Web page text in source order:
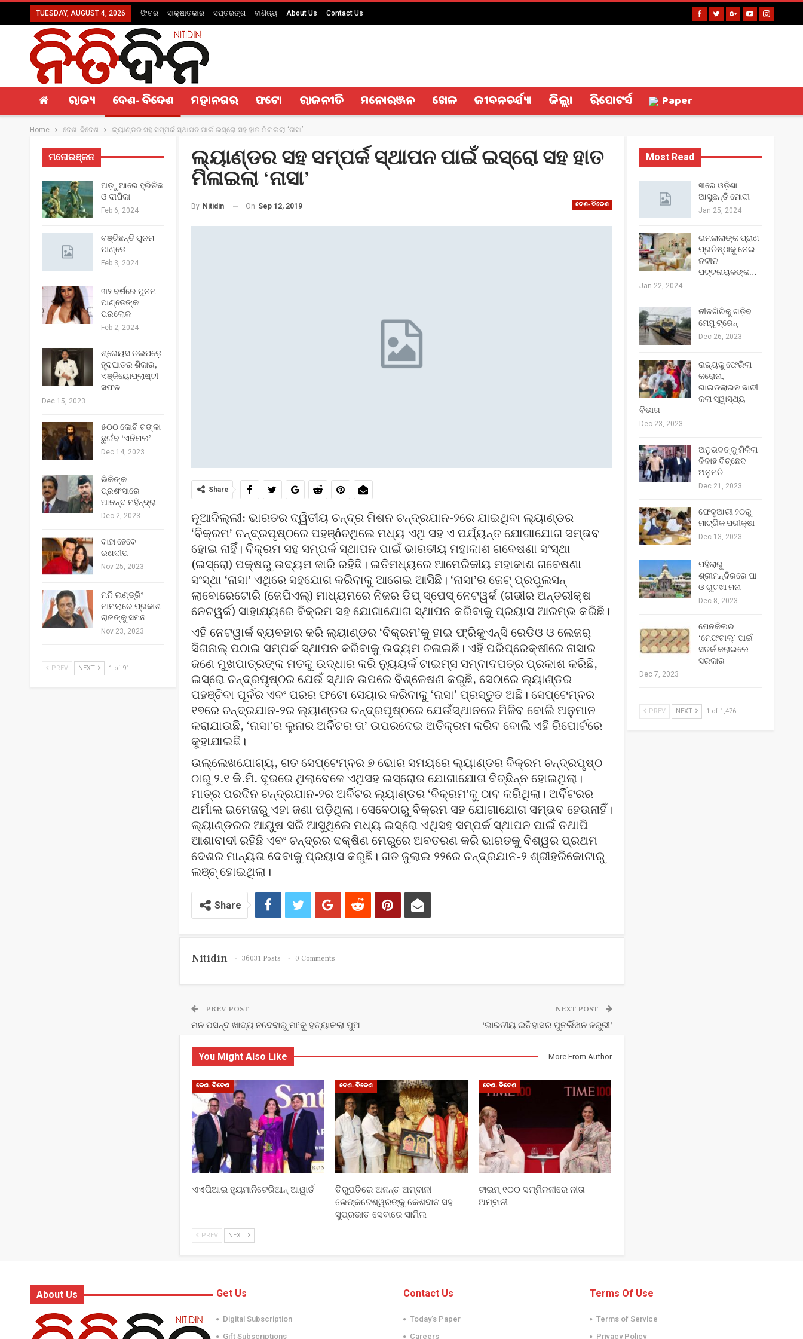
TUESDAY, AUGUST 4, 2026 ଫିଚର ସାକ୍ଷାତକାର ସପ୍ତରଙ୍ଗ ବାଣିଜ୍ୟ About Us Contact Us
ରାଜ୍ୟ ଦେଶ- ବିଦେଶ ମହାନଗର ଫଟୋ ରାଜନୀତି ମନୋରଞ୍ଜନ ଖେଳ ଜୀବନଚର୍ଯ୍ୟା ଜିଲ୍ଲା ରିପୋଟର୍ସ Paper
Home ଦେଶ- ବିଦେଶ ଲ୍ୟାଣ୍ଡର ସହ ସମ୍ପର୍କ ସ୍ଥାପନ ପାଇଁ ଇସ୍ରୋ ସହ ହାତ ମିଳାଇଲା ‘ନାସା’
ଲ୍ୟାଣ୍ଡର ସହ ସମ୍ପର୍କ ସ୍ଥାପନ ପାଇଁ ଇସ୍ରୋ ସହ ହାତ
ମିଳାଇଲା ‘ନାସା’
ଦେଶ- ବିଦେଶ
By Nitidin On Sep 12, 2019
Share
ନୂଆଦିଲ୍ଲୀ: ଭାରତର ଦ୍ୱିତୀୟ ଚନ୍ଦ୍ର ମିଶନ ଚନ୍ଦ୍ରଯାନ-୨ରେ ଯାଇଥିବା ଲ୍ୟାଣ୍ଡର
‘ବିକ୍ରମ’ ଚନ୍ଦ୍ରପୃଷ୍ଠରେ ପହଞ୍ôଚଥିଲେ ମଧ୍ୟ ଏଥି ସହ ଏ ପର୍ଯ୍ୟନ୍ତ ଯୋଗାଯୋଗ ସମ୍ଭବ
ହୋଇ ନାହିଁ। ବିକ୍ରମ ସହ ସମ୍ପର୍କ ସ୍ଥାପନ ପାଇଁ ଭାରତୀୟ ମହାକାଶ ଗବେଷଣା ସଂସ୍ଥା
(ଇସ୍ରୋ) ପକ୍ଷରୁ ଉଦ୍ୟମ ଜାରି ରହିଛି। ଇତିମଧ୍ୟରେ ଆମେରିକୀୟ ମହାକାଶ ଗବେଷଣା
ସଂସ୍ଥା ‘ନାସା’ ଏଥିରେ ସହଯୋଗ କରିବାକୁ ଆଗେଇ ଆସିଛି। ‘ନାସା’ର ଜେଟ୍ ପ୍ରପୁଲସନ୍
ଲାବୋରେଟୋରି (ଜେପିଏଲ୍) ମାଧ୍ୟମରେ ନିଜର ଡିପ୍ ସ୍ପେସ୍ ନେଟୱର୍କ (ଗଭୀର ଅନ୍ତରୀକ୍ଷ
ନେଟୱର୍କ) ସାହାଯ୍ୟରେ ବିକ୍ରମ ସହ ଯୋଗାଯୋଗ ସ୍ଥାପନ କରିବାକୁ ପ୍ରୟାସ ଆରମ୍ଭ କରିଛି।
ଏହି ନେଟୱାର୍କ ବ୍ୟବହାର କରି ଲ୍ୟାଣ୍ଡର ‘ବିକ୍ରମ’କୁ ହାଇ ଫ୍ରିକୁଏନ୍ସି ରେଡିଓ ଓ ଲେଜର୍
ସିଗନାଲ୍ ପଠାଇ ସମ୍ପର୍କ ସ୍ଥାପନ କରିବାକୁ ଉଦ୍ୟମ ଚଳାଇଛି। ଏହି ପରିପ୍ରେକ୍ଷୀରେ ନାସାର
ଜଣେ ମୁଖପାତ୍ରଙ୍କ ମତକୁ ଉଦ୍ଧାର କରି ନ୍ୟୁୟର୍କ ଟାଇମ୍ସ ସମ୍ବାଦପତ୍ର ପ୍ରକାଶ କରିଛି,
ଇସ୍ରୋ ଚନ୍ଦ୍ରପୃଷ୍ଠର ଯେଉଁ ସ୍ଥାନ ଉପରେ ବିଶ୍ଳେଷଣ କରୁଛି, ସେଠାରେ ଲ୍ୟାଣ୍ଡର
ପହଞ୍ଚିବା ପୂର୍ବର ଏବଂ ପରର ଫଟୋ ସେୟାର କରିବାକୁ ‘ନାସା’ ପ୍ରସ୍ତୁତ ଅଛି। ସେପ୍ଟେମ୍ବର
୧୭ରେ ଚନ୍ଦ୍ରଯାନ-୨ର ଲ୍ୟାଣ୍ଡର ଚନ୍ଦ୍ରପୃଷ୍ଠରେ ଯେଉଁସ୍ଥାନରେ ମିଳିବ ବୋଲି ଅନୁମାନ
କରାଯାଉଛି, ‘ନାସା’ର ଲୁନାର ଅର୍ବିଟର ତା’ ଉପରଦେଇ ଅତିକ୍ରମ କରିବ ବୋଲି ଏହି ରିପୋର୍ଟରେ
କୁହାଯାଇଛି।
ଉଲ୍ଲେଖଯୋଗ୍ୟ, ଗତ ସେପ୍ଟେମ୍ବର ୭ ଭୋର ସମୟରେ ଲ୍ୟାଣ୍ଡର ବିକ୍ରମ ଚନ୍ଦ୍ରପୃଷ୍ଠ
ଠାରୁ ୨.୧ କି.ମି. ଦୂରରେ ଥିଲାବେଳେ ଏଥିସହ ଇସ୍ରୋର ଯୋଗାଯୋଗ ବିଚ୍ଛିନ୍ନ ହୋଇଥିଲା।
ମାତ୍ର ପରଦିନ ଚନ୍ଦ୍ରଯାନ-୨ର ଅର୍ବିଟର ଲ୍ୟାଣ୍ଡର ‘ବିକ୍ରମ’କୁ ଠାବ କରିଥିଲା। ଅର୍ବିଟରର
ଥର୍ମାଲ ଇମେଜରୁ ଏହା ଜଣା ପଡ଼ିଥିଲା। ସେବେଠାରୁ ବିକ୍ରମ ସହ ଯୋଗାଯୋଗ ସମ୍ଭବ ହେଉନାହିଁ।
ଲ୍ୟାଣ୍ଡରର ଆୟୁଷ ସରି ଆସୁଥିଲେ ମଧ୍ୟ ଇସ୍ରୋ ଏଥିସହ ସମ୍ପର୍କ ସ୍ଥାପନ ପାଇଁ ତଥାପି
ଆଶାବାଦୀ ରହିଛି ଏବଂ ଚନ୍ଦ୍ରର ଦକ୍ଷିଣ ମେରୁରେ ଅବତରଣ କରି ଭାରତକୁ ବିଶ୍ୱର ପ୍ରଥମ
ଦେଶର ମାନ୍ୟତା ଦେବାକୁ ପ୍ରୟାସ କରୁଛି। ଗତ ଜୁଲାଇ ୨୨ରେ ଚନ୍ଦ୍ରଯାନ-୨ ଶ୍ରୀହରିକୋଟାରୁ
ଲଞ୍ଚ୍ ହୋଇଥିଲା।
Share
Nitidin 36031 Posts 0 Comments
PREV POST
ମନ ପସନ୍ଦ ଖାଦ୍ୟ ନଦେବାରୁ ମା’କୁ ହତ୍ୟାକଲା ପୁଅ
NEXT POST
‘ଭାରତୀୟ ଇତିହାସର ପୁନର୍ଲିଖନ ଜରୁରୀ’
You Might Also Like More From Author
ଦେଶ- ବିଦେଶ
ଏଏପିଆଇ ହ୍ୟୁମାନିଟେରିଆନ୍ ଆୱାର୍ଡ
ଦେଶ- ବିଦେଶ
ତିରୁପତିରେ ଅନନ୍ତ ଅମ୍ବାନୀ
ଭେଙ୍କଟେଶ୍ୱରଙ୍କୁ କେଶଦାନ ସହ
ସୁପ୍ରଭାତ ସେବାରେ ସାମିଲ
ଦେଶ- ବିଦେଶ
ଟାଇମ୍ ୧୦୦ ସମ୍ମିଳନୀରେ ନୀତା
ଅମ୍ବାନୀ
PREV NEXT
Most Read
୩ରେ ଓଡ଼ିଶା
ଆସୁଛନ୍ତି ମୋଦୀ
Jan 25, 2024
ରାମଲାଲାଙ୍କ ପ୍ରାଣ
ପ୍ରତିଷ୍ଠାକୁ ନେଇ
ନବୀନ
ପଟ୍ଟନାୟକଙ୍କ…
Jan 22, 2024
ନୀଳଗିରିକୁ ଗଡ଼ିବ
ମେମୁ ଟ୍ରେନ୍‌
Dec 26, 2023
ରାଜ୍ୟକୁ ଫେରିଲା
କରୋନା,
ଗାଇଡଲାଇନ ଜାରୀ
କଲା ସ୍ୱାସ୍ଥ୍ୟ
ବିଭାଗ
Dec 23, 2023
ଅନୁଭବଙ୍କୁ ମିଳିଲା
ବିବାହ ବିଚ୍ଛେଦ
ଅନୁମତି
Dec 21, 2023
ଫେବୃଆରୀ ୨୦ରୁ
ମାଟ୍ରିକ ପରୀକ୍ଷା
Dec 13, 2023
ପହିଲାରୁ
ଶ୍ରୀମନ୍ଦିରରେ ପା
ଓ ଗୁଟଖା ମନା
Dec 8, 2023
ପେନକିଲର
‘ମେଫଟାଲ୍‌’ ପାଇଁ
ସତର୍କ କରାଇଲେ
ସରକାର
Dec 7, 2023
PREV NEXT 1 of 1,476
ମନୋରଞ୍ଜନ
ଅଡ଼ୁଆରେ ହ୍ରିତିକ
ଓ ଦୀପିକା
Feb 6, 2024
ବଞ୍ଚିଛନ୍ତି ପୁନମ
ପାଣ୍ଡେ
Feb 3, 2024
୩୨ ବର୍ଷରେ ପୁନମ
ପାଣ୍ଡେଙ୍କ
ପରଲୋକ
Feb 2, 2024
ଶ୍ରେୟସ ତଲପଡ଼େ
ହୃଦଘାତର ଶିକାର,
ଏଞ୍ଜିୟୋପ୍ଲାଷ୍ଟୀ
ସଫଳ
Dec 15, 2023
୫୦୦ କୋଟି ଟଙ୍କା
ଛୁଇଁବ ‘ଏନିମଲ’
Dec 14, 2023
ଭିକିଙ୍କ
ପ୍ରଶଂସାରେ
ଆନନ୍ଦ ମହିନ୍ଦ୍ରା
Dec 2, 2023
ବାହା ହେବେ
ରଣଦୀପ
Nov 25, 2023
ମନି ଲଣ୍ଡ୍ରିଂ
ମାମଲାରେ ପ୍ରକାଶ
ରାଜଙ୍କୁ ସମନ
Nov 23, 2023
PREV NEXT 1 of 91
About Us Get Us
Digital Subscription
Gift Subscriptions
Contact Us
Today’s Paper
Careers
Terms Of Use
Terms of Service
Privacy Policy